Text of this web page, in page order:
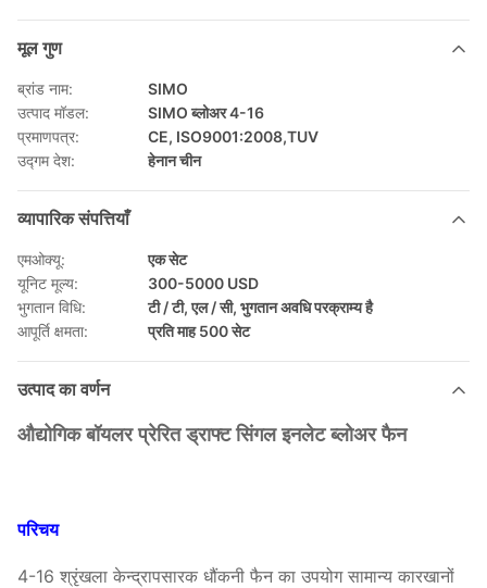
मूल गुण
ब्रांड नाम:
SIMO
उत्पाद मॉडल:
SIMO ब्लोअर 4-16
प्रमाणपत्र:
CE, ISO9001:2008,TUV
उद्गम देश:
हेनान चीन
व्यापारिक संपत्तियाँ
एमओक्यू:
एक सेट
यूनिट मूल्य:
300-5000 USD
भुगतान विधि:
टी / टी, एल / सी, भुगतान अवधि परक्राम्य है
आपूर्ति क्षमता:
प्रति माह 500 सेट
उत्पाद का वर्णन
औद्योगिक बॉयलर प्रेरित ड्राफ्ट सिंगल इनलेट ब्लोअर फैन
परिचय
4-16 श्रृंखला केन्द्रापसारक धौंकनी फैन का उपयोग सामान्य कारखानों